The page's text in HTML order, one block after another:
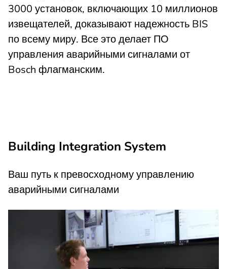
3000 установок, включающих 10 миллионов
извещателей, доказывают надежность BIS
по всему миру. Все это делает ПО
управления аварийными сигналами от
Bosch флагманским.
Building Integration System
Ваш путь к превосходному управлению
аварийными сигналами